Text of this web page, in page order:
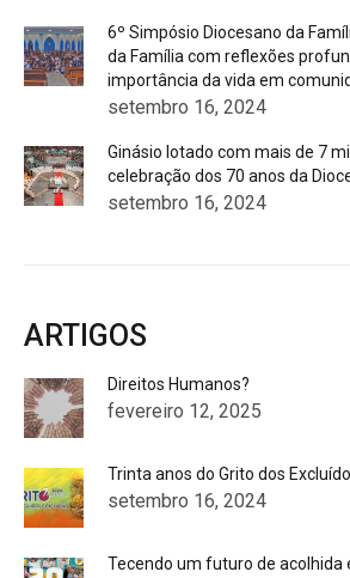
6º Simpósio Diocesano da
da Família com reflexões
importância da vida em
setembro 16, 2024
Ginásio lotado com mais de 7
celebração dos 70 anos da
setembro 16, 2024
ARTIGOS
Direitos Humanos?
fevereiro 12, 2025
Trinta anos do Grito dos
setembro 16, 2024
Tecendo um futuro de acolhida